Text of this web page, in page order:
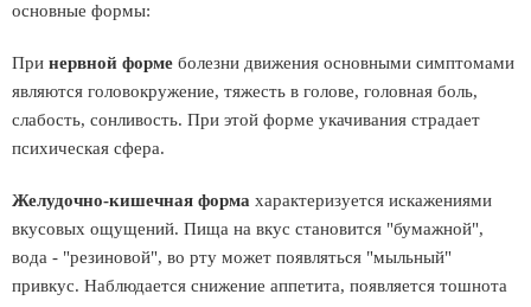
основные формы:
При нервной форме болезни движения основными симптомами
являются головокружение, тяжесть в голове, головная боль,
слабость, сонливость. При этой форме укачивания страдает
психическая сфера.
Желудочно-кишечная форма характеризуется искажениями
вкусовых ощущений. Пища на вкус становится "бумажной",
вода - "резиновой", во рту может появляться "мыльный"
привкус. Наблюдается снижение аппетита, появляется тошнота